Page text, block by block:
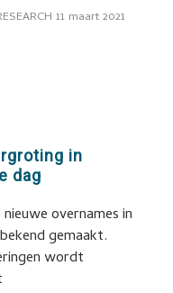
11 maart 2021
in
dag
overnames in
gemaakt.
wordt